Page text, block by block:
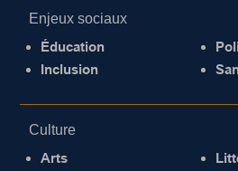
Enjeux sociaux
Éducation
Inclusion
Culture
Arts